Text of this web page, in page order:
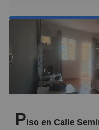
Piso en Calle